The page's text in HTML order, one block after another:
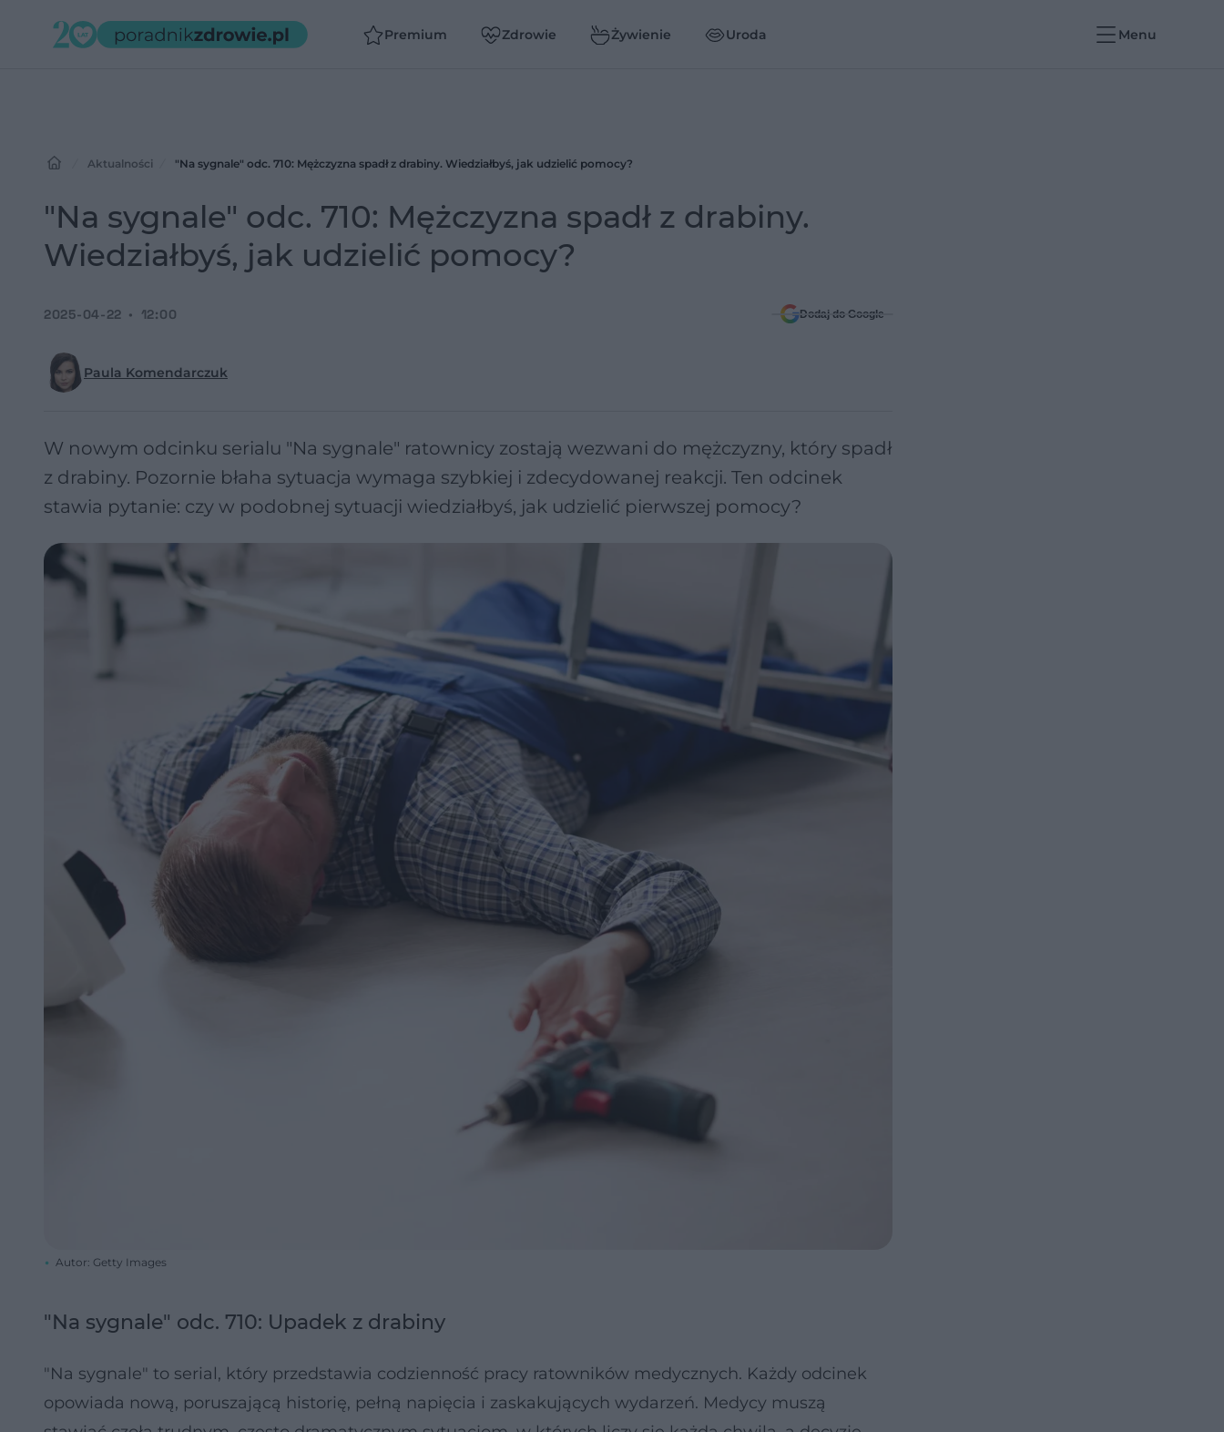
Premium Zdrowie Żywienie Uroda Menu
Aktualności "Na sygnale" odc. 710: Mężczyzna spadł z drabiny. Wiedziałbyś, jak udzielić pomocy?
"Na sygnale" odc. 710: Mężczyzna spadł z drabiny.
Wiedziałbyś, jak udzielić pomocy?
Paula Komendarczuk
2025-04-22 12:00 Dodaj do Google
W nowym odcinku serialu "Na sygnale" ratownicy zostają wezwani do mężczyzny, który spadł
z drabiny. Pozornie błaha sytuacja wymaga szybkiej i zdecydowanej reakcji. Ten odcinek
stawia pytanie: czy w podobnej sytuacji wiedziałbyś, jak udzielić pierwszej pomocy?
Autor: Getty Images
"Na sygnale" odc. 710: Upadek z drabiny
"Na sygnale" to serial, który przedstawia codzienność pracy ratowników medycznych. Każdy odcinek
opowiada nową, poruszającą historię, pełną napięcia i zaskakujących wydarzeń. Medycy muszą